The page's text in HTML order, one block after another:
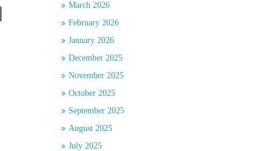
March 2026
February 2026
January 2026
December 2025
November 2025
October 2025
September 2025
August 2025
July 2025